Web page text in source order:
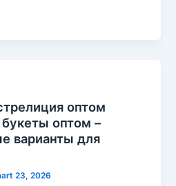
оптом
оптом –
варианты для
23, 2026